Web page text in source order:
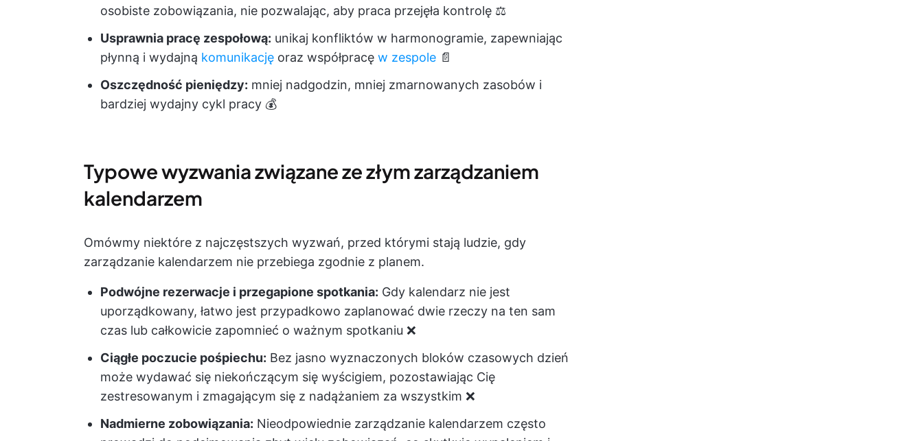
osobiste zobowiązania, nie pozwalając, aby praca przejęła kontrolę ⚖️
Usprawnia pracę zespołową: unikaj konfliktów w harmonogramie, zapewniając
płynną i wydajną komunikację oraz współpracę w zespole 📄
Oszczędność pieniędzy: mniej nadgodzin, mniej zmarnowanych zasobów i
bardziej wydajny cykl pracy 💰
Typowe wyzwania związane ze złym zarządzaniem
kalendarzem
Omówmy niektóre z najczęstszych wyzwań, przed którymi stają ludzie, gdy
zarządzanie kalendarzem nie przebiega zgodnie z planem.
Podwójne rezerwacje i przegapione spotkania: Gdy kalendarz nie jest
uporządkowany, łatwo jest przypadkowo zaplanować dwie rzeczy na ten sam
czas lub całkowicie zapomnieć o ważnym spotkaniu ❌
Ciągłe poczucie pośpiechu: Bez jasno wyznaczonych bloków czasowych dzień
może wydawać się niekończącym się wyścigiem, pozostawiając Cię
zestresowanym i zmagającym się z nadążaniem za wszystkim ❌
Nadmierne zobowiązania: Nieodpowiednie zarządzanie kalendarzem często